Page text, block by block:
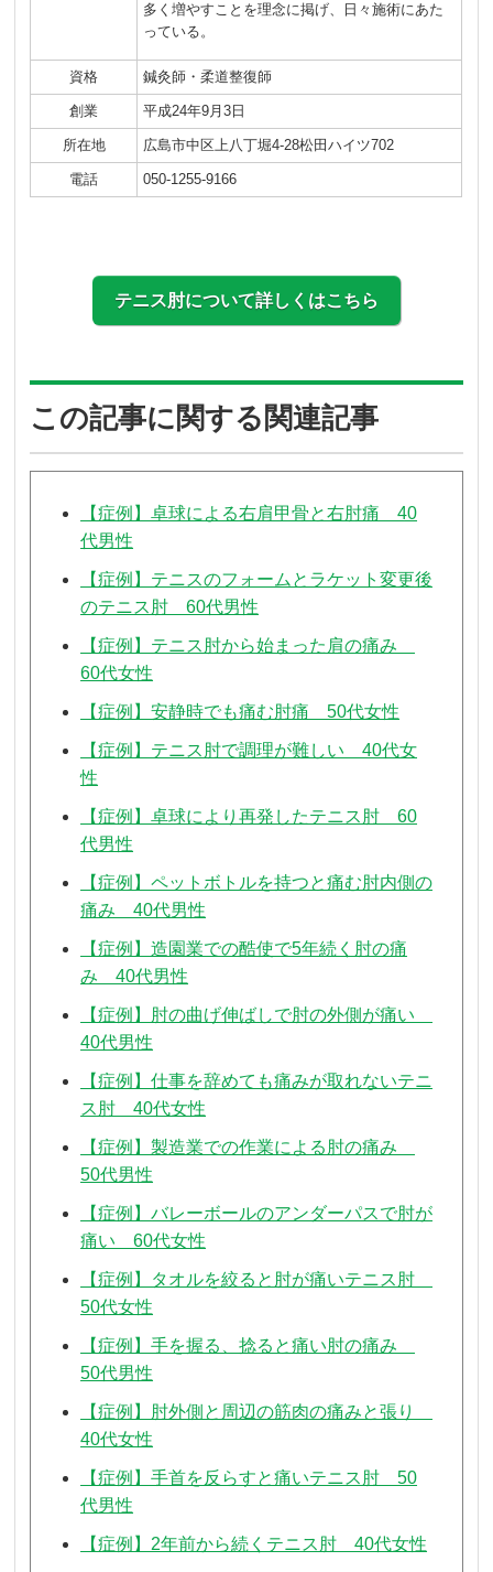
多く増やすことを理念に掲げ、日々施術にあた
っている。
資格 鍼灸師・柔道整復師
創業 平成24年9月3日
所在地 広島市中区上八丁堀4-28松田ハイツ702
電話 050-1255-9166
テニス肘について詳しくはこちら
この記事に関する関連記事
【症例】卓球による右肩甲骨と右肘痛 40
代男性
【症例】テニスのフォームとラケット変更後
のテニス肘 60代男性
【症例】テニス肘から始まった肩の痛み
60代女性
【症例】安静時でも痛む肘痛 50代女性
【症例】テニス肘で調理が難しい 40代女
性
【症例】卓球により再発したテニス肘 60
代男性
【症例】ペットボトルを持つと痛む肘内側の
痛み 40代男性
【症例】造園業での酷使で5年続く肘の痛
み 40代男性
【症例】肘の曲げ伸ばしで肘の外側が痛い
40代男性
【症例】仕事を辞めても痛みが取れないテニ
ス肘 40代女性
【症例】製造業での作業による肘の痛み
50代男性
【症例】バレーボールのアンダーパスで肘が
痛い 60代女性
【症例】タオルを絞ると肘が痛いテニス肘
50代女性
【症例】手を握る、捻ると痛い肘の痛み
50代男性
【症例】肘外側と周辺の筋肉の痛みと張り
40代女性
【症例】手首を反らすと痛いテニス肘 50
代男性
【症例】2年前から続くテニス肘 40代女性